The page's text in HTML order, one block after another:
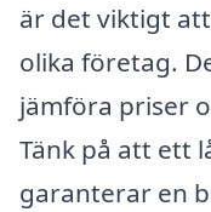
är det viktigt
olika företag.
jämföra priser
Tänk på att ett
garanterar en